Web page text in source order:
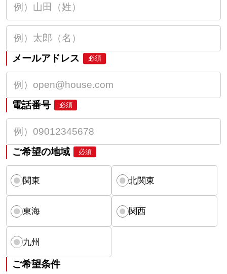
メールアドレス 必須
電話番号 必須
ご希望の地域 必須
関東 北関東
東海 関西
九州
ご希望条件